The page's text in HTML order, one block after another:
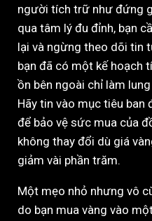
người tích trữ như đứng
qua tâm lý đu đỉnh, bạn
lại và ngừng theo dõi tin
bạn đã có một kế hoạch
ồn bên ngoài chỉ làm
Hãy tin vào mục tiêu ban
để bảo vệ sức mua của
không thay đổi dù giá
giảm vài phần trăm.
Một mẹo nhỏ nhưng vô
do bạn mua vàng vào